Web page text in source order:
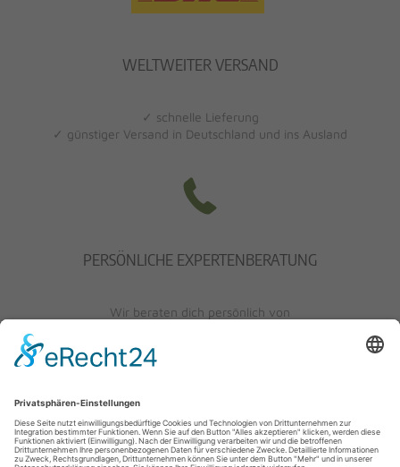
WELTWEITER VERSAND
✓ schnelle Lieferung
✓ günstiger Versand in Deutschland und ins Ausland
PERSÖNLICHE EXPERTENBERATUNG
Wir beraten dich persönlich von
0621/405401-10